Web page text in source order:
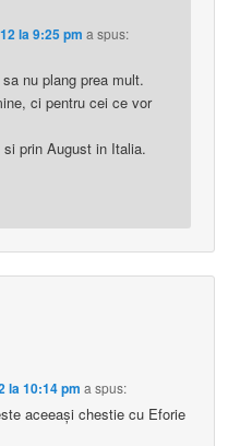
la 9:25 pm a spus:
nu plang prea mult.
ci pentru cei ce vor
prin August in Italia.
la 10:14 pm a spus:
aceeaşi chestie cu Eforie